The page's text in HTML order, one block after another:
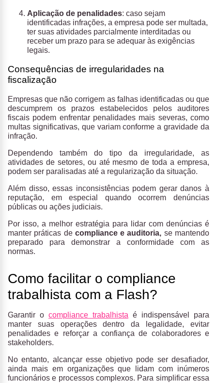
Aplicação de penalidades: caso sejam
identificadas infrações, a empresa pode ser multada,
ter suas atividades parcialmente interditadas ou
receber um prazo para se adequar às exigências
legais.
Consequências de irregularidades na
fiscalização
Empresas que não corrigem as falhas identificadas ou que
descumprem os prazos estabelecidos pelos auditores
fiscais podem enfrentar penalidades mais severas, como
multas significativas, que variam conforme a gravidade da
infração.
Dependendo também do tipo da irregularidade, as
atividades de setores, ou até mesmo de toda a empresa,
podem ser paralisadas até a regularização da situação.
Além disso, essas inconsistências podem gerar danos à
reputação, em especial quando ocorrem denúncias
públicas ou ações judiciais.
Por isso, a melhor estratégia para lidar com denúncias é
manter práticas de compliance e auditoria, se mantendo
preparado para demonstrar a conformidade com as
normas.
Como facilitar o compliance
trabalhista com a Flash?
Garantir o compliance trabalhista é indispensável para
manter suas operações dentro da legalidade, evitar
penalidades e reforçar a confiança de colaboradores e
stakeholders.
No entanto, alcançar esse objetivo pode ser desafiador,
ainda mais em organizações que lidam com inúmeros
funcionários e processos complexos. Para simplificar essa